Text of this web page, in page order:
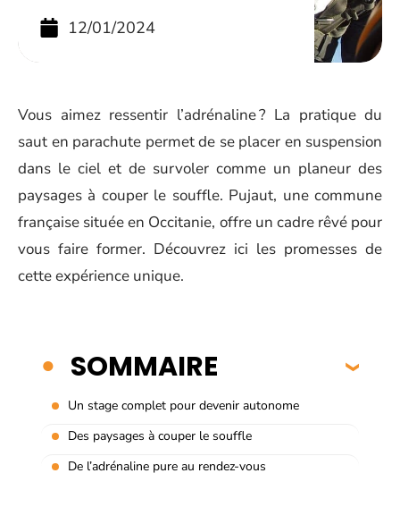
12/01/2024
Vous aimez ressentir l’adrénaline ? La pratique du
saut en parachute permet de se placer en suspension
dans le ciel et de survoler comme un planeur des
paysages à couper le souffle. Pujaut, une commune
française située en Occitanie, offre un cadre rêvé pour
vous faire former. Découvrez ici les promesses de
cette expérience unique.
SOMMAIRE
Un stage complet pour devenir autonome
Des paysages à couper le souffle
De l’adrénaline pure au rendez-vous